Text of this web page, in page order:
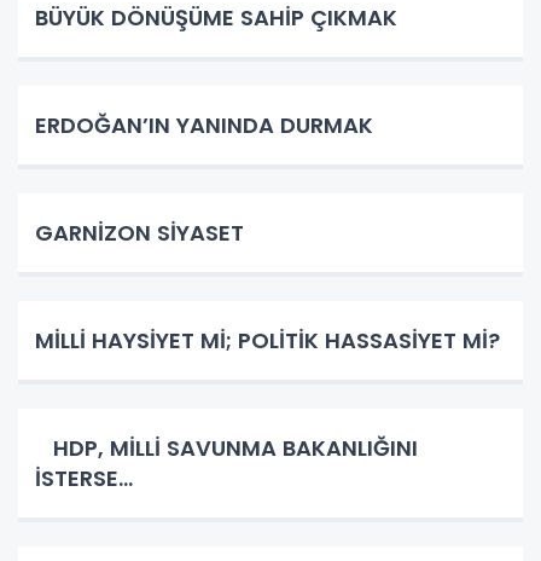
BÜYÜK DÖNÜŞÜME SAHİP ÇIKMAK
ERDOĞAN’IN YANINDA DURMAK
GARNİZON SİYASET
MİLLİ HAYSİYET Mİ; POLİTİK HASSASİYET Mİ?
HDP, MİLLİ SAVUNMA BAKANLIĞINI
İSTERSE…